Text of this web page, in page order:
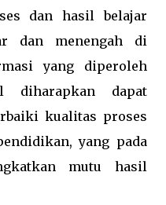
dan hasil belajar
dan menengah di
yang diperoleh
diharapkan dapat
kualitas proses
yang pada
mutu hasil